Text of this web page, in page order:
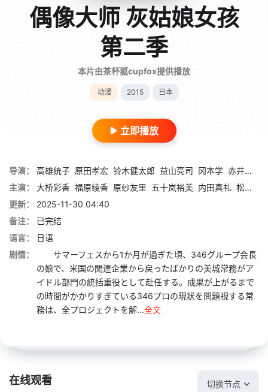
偶像大师 灰姑娘女孩
第二季
本片由茶杯狐cupfox提供播放
动漫 2015 日本
立即播放
导演： 高雄统子 原田孝宏 铃木健太郎 益山亮司 冈本学 赤井俊文
主演：
大桥彩香 福原绫香 原纱友里 五十岚裕美 内田真礼 松嵜丽
更新：
2025-11-30 04:40
备注：
已完结
语言：
日语
剧情：
サマーフェスから1か月が過ぎた頃、346グループ会長
の娘で、米国の関連企業から戻ったばかりの美城常務がア
イドル部門の統括重役として赴任する。成果が上がるまで
の時間がかかりすぎている346プロの現状を問題視する常
務は、全プロジェクトを解...全文
在线观看 切换节点